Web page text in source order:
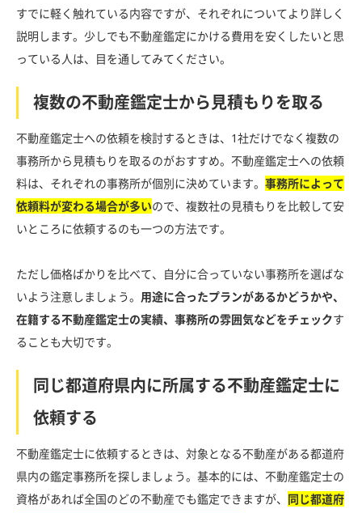
すでに軽く触れている内容ですが、それぞれについてより詳しく
説明します。少しでも不動産鑑定にかける費用を安くしたいと思
っている人は、目を通してみてください。
複数の不動産鑑定士から見積もりを取る
不動産鑑定士への依頼を検討するときは、1社だけでなく複数の
事務所から見積もりを取るのがおすすめ。不動産鑑定士への依頼
料は、それぞれの事務所が個別に決めています。 事務所によって
依頼料が変わる場合が多いので、複数社の見積もりを比較して安
いところに依頼するのも一つの方法です。
ただし価格ばかりを比べて、自分に合っていない事務所を選ばな
いよう注意しましょう。 用途に合ったプランがあるかどうかや、
在籍する不動産鑑定士の実績、事務所の雰囲気などをチェックす
ることも大切です。
同じ都道府県内に所属する不動産鑑定士に
依頼する
不動産鑑定士に依頼するときは、対象となる不動産がある都道府
県内の鑑定事務所を探しましょう。基本的には、不動産鑑定士の
資格があれば全国のどの不動産でも鑑定できますが、 同じ都道府